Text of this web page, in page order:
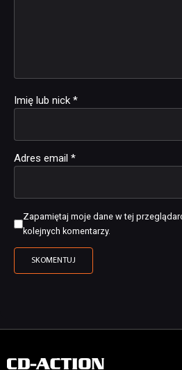
Imię lub nick *
Adres email *
Zapamiętaj moje dane w tej
kolejnych komentarzy.